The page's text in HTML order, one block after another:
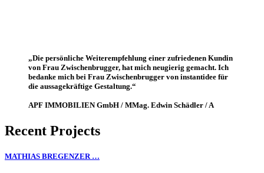
„Die persönliche Weiterempfehlung einer zufriedenen Kundin
von Frau Zwischenbrugger, hat mich neugierig gemacht. Ich
bedanke mich bei Frau Zwischenbrugger von instantidee für
die aussagekräftige Gestaltung.“
APF IMMOBILIEN GmbH / MMag. Edwin Schädler / A
Recent Projects
MATHIAS BREGENZER …